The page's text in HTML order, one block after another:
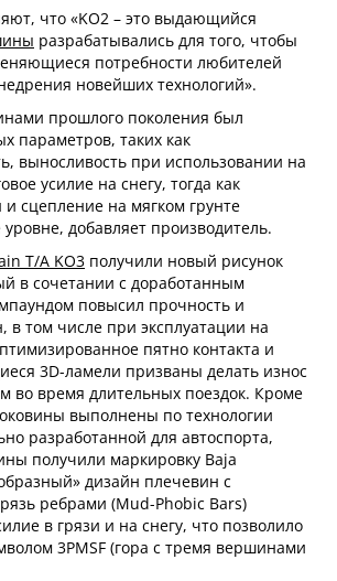
что «KO2 – это выдающийся
разрабатывались для того, чтобы
потребности любителей
новейших технологий».
прошлого поколения был
параметров, таких как
выносливость при использовании на
усилие на снегу, тогда как
и сцепление на мягком грунте
добавляет производитель.
T/A KO3 получили новый рисунок
в сочетании с доработанным
повысил прочность и
в том числе при эксплуатации на
пятно контакта и
3D-ламели призваны делать износ
во время длительных поездок. Кроме
выполнены по технологии
разработанной для автоспорта,
получили маркировку Baja
дизайн плечевин с
ребрами (Mud-Phobic Bars)
в грязи и на снегу, что позволило
3PMSF (гора с тремя вершинами